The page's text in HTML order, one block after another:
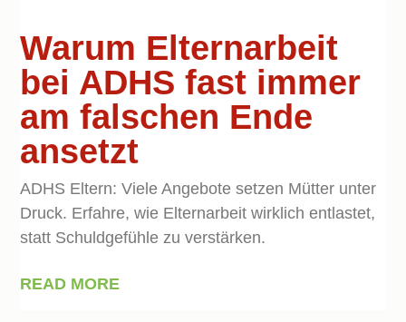
Warum Elternarbeit
bei ADHS fast immer
am falschen Ende
ansetzt
ADHS Eltern: Viele Angebote setzen Mütter unter
Druck. Erfahre, wie Elternarbeit wirklich entlastet,
statt Schuldgefühle zu verstärken.
READ MORE